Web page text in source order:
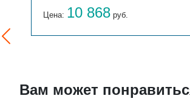
Цена: 10 868 руб.
Вам может